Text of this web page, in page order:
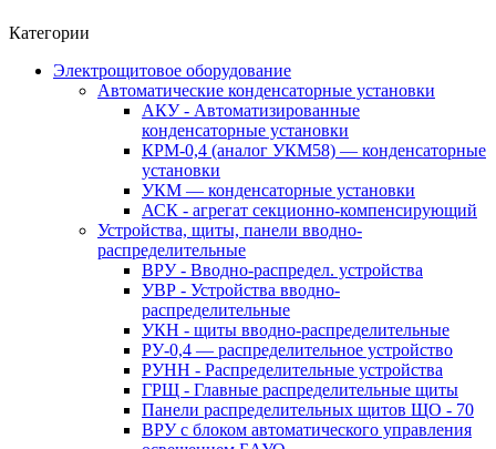
Категории
Электрощитовое оборудование
Автоматические конденсаторные установки
АКУ - Автоматизированные
конденсаторные установки
КРМ-0,4 (аналог УКМ58) — конденсаторные
установки
УКМ — конденсаторные установки
АСК - агрегат секционно-компенсирующий
Устройства, щиты, панели вводно-
распределительные
ВРУ - Вводно-распредел. устройства
УВР - Устройства вводно-
распределительные
УКН - щиты вводно-распределительные
РУ-0,4 — распределительное устройство
РУНН - Распределительные устройства
ГРЩ - Главные распределительные щиты
Панели распределительных щитов ЩО - 70
ВРУ с блоком автоматического управления